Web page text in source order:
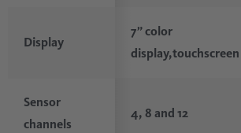
Display
Sensor
channels
7” color
display,touchscreen
4, 8 and 12